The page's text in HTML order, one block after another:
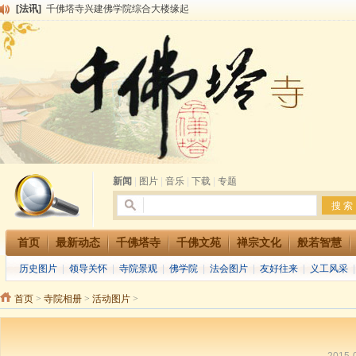
[法讯] 千佛塔寺兴建佛学院综合大楼缘起
[法讯]
千佛塔寺阅藏堂周末阅藏报名通知
清明节祭祖报恩地藏法会
[法讯]
本寺方丈上明下慧尼和尚开讲《六祖坛经》
[法讯] 2015-3-26师父于法堂对大众的开示
[法讯]
广东千佛塔寺云门佛学院女众部 2016年招生简章
[法讯]
恭请海涛法师莅临千佛塔寺弘法
[法讯]
2014年七月大法会 祈福息灾地藏七 冥阳两利普渡群蒙盂兰盆
[法讯] 千佛塔寺云门佛学院女众部2014年招生简章
新闻
图片 音乐 下载 专题
首页 最新动态 千佛塔寺 千佛文苑 禅宗文化 般若智慧
历史图片 领导关怀 寺院景观 佛学院 法会图片 友好往来 义工风采
首页 > 寺院相册 > 活动图片 >